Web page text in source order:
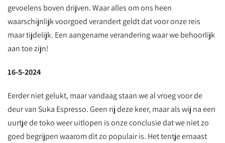
gevoelens boven drijven. Waar alles om ons heen
waarschijnlijk voorgoed verandert geldt dat voor onze reis
maar tijdelijk. Een aangename verandering waar we behoorlijk
aan toe zijn!
16-5-2024
Eerder niet gelukt, maar vandaag staan we al vroeg voor de
deur van Suka Espresso. Geen rij deze keer, maar als wij na een
uurtje de toko weer uitlopen is onze conclusie dat we niet zo
goed begrijpen waarom dit zo populair is. Het tentje ernaast